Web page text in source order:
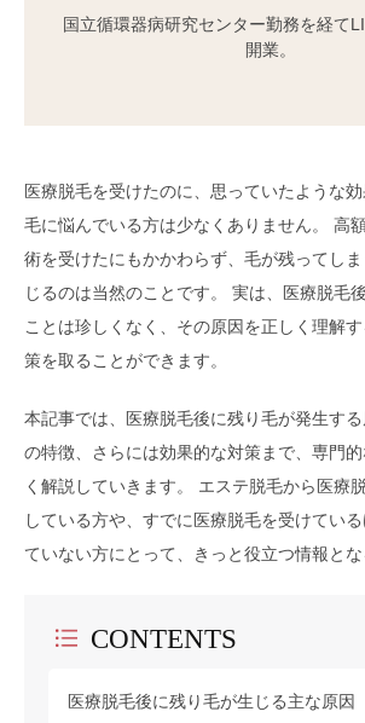
国立循環器病研究センター勤務を経て
開業。
医療脱毛を受けたのに、思っていたような
毛に悩んでいる方は少なくありません。 高
術を受けたにもかかわらず、毛が残ってし
じるのは当然のことです。 実は、医療脱毛
ことは珍しくなく、その原因を正しく理解
策を取ることができます。
本記事では、医療脱毛後に残り毛が発生す
の特徴、さらには効果的な対策まで、専門
く解説していきます。 エステ脱毛から医療
している方や、すでに医療脱毛を受けてい
ていない方にとって、きっと役立つ情報とな
CONTENTS
医療脱毛後に残り毛が生じる主な原因